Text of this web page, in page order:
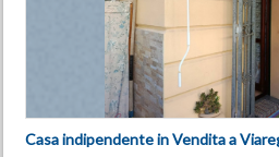
Casa indipendente in Vendita a